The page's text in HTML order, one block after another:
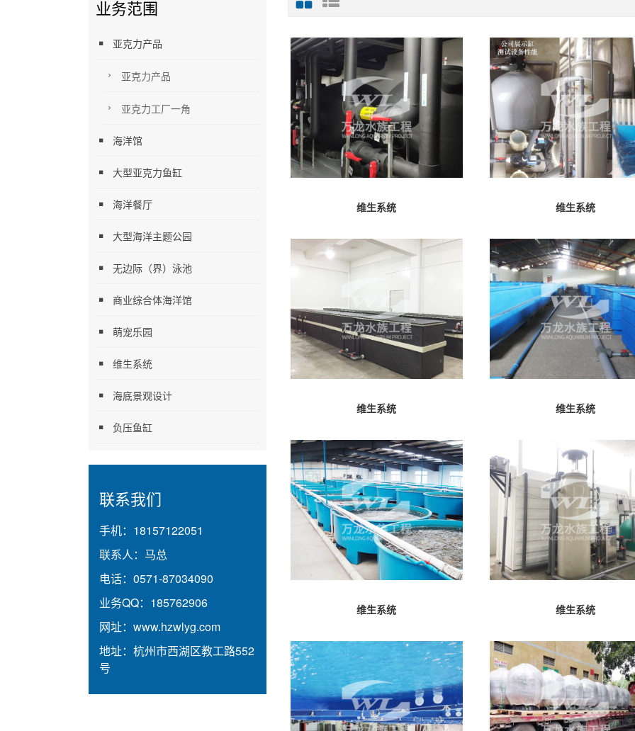
业务范围
亚克力产品
亚克力产品
亚克力工厂一角
海洋馆
大型亚克力鱼缸
海洋餐厅
大型海洋主题公园
无边际（界）泳池
商业综合体海洋馆
萌宠乐园
维生系统
海底景观设计
负压鱼缸
联系我们
手机： 18157122051
联系人： 马总
电话： 0571-87034090
业务QQ： 185762906
网址： www.hzwlyg.com
地址： 杭州市西湖区教工路552
号
维生系统 维生系统
维生系统 维生系统
维生系统 维生系统